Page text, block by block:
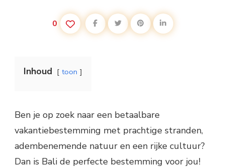
0
Inhoud toon
Ben je op zoek naar een betaalbare
vakantiebestemming met prachtige stranden,
adembenemende natuur en een rijke cultuur?
Dan is Bali de perfecte bestemming voor jou!